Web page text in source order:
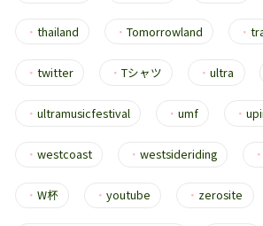
・ thailand ・Tomorrowland ・
・ twitter ・Tシャツ ・ultra
・ ultramusicfestival ・umf ・
・ westcoast ・westsideriding
・ W杯 ・youtube ・ zerosite